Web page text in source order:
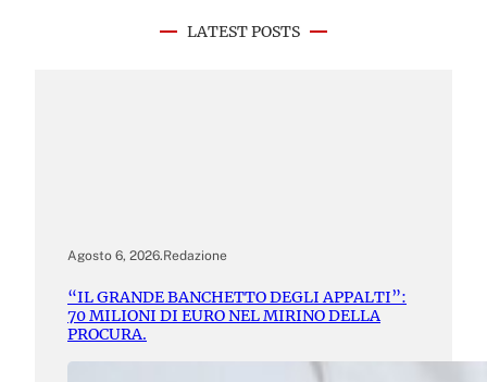
LATEST POSTS
Agosto 6, 2026.Redazione
“IL GRANDE BANCHETTO DEGLI APPALTI”:
70 MILIONI DI EURO NEL MIRINO DELLA
PROCURA.